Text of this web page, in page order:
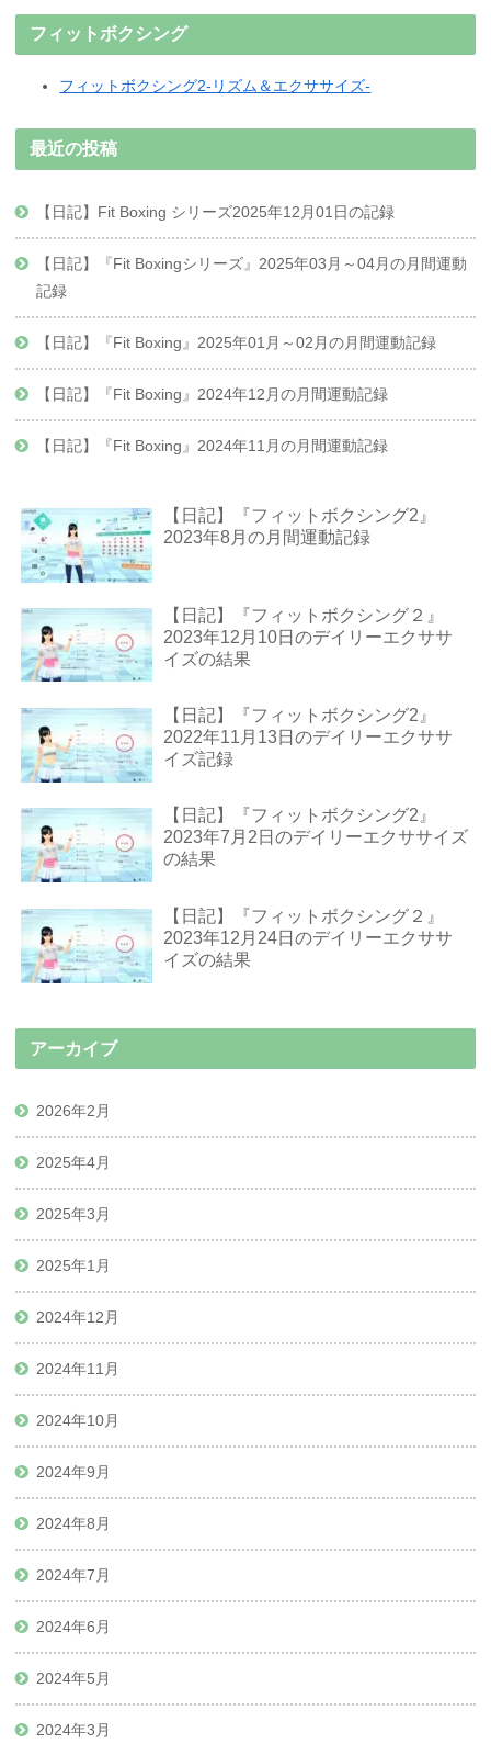
フィットボクシング
フィットボクシング2-リズム＆エクササイズ-
最近の投稿
【日記】Fit Boxing シリーズ2025年12月01日の記録
【日記】『Fit Boxingシリーズ』2025年03月～04月の月間運動
記録
【日記】『Fit Boxing』2025年01月～02月の月間運動記録
【日記】『Fit Boxing』2024年12月の月間運動記録
【日記】『Fit Boxing』2024年11月の月間運動記録
【日記】『フィットボクシング2』
2023年8月の月間運動記録
【日記】『フィットボクシング２』
2023年12月10日のデイリーエクササ
イズの結果
【日記】『フィットボクシング2』
2022年11月13日のデイリーエクササ
イズ記録
【日記】『フィットボクシング2』
2023年7月2日のデイリーエクササイズ
の結果
【日記】『フィットボクシング２』
2023年12月24日のデイリーエクササ
イズの結果
アーカイブ
2026年2月
2025年4月
2025年3月
2025年1月
2024年12月
2024年11月
2024年10月
2024年9月
2024年8月
2024年7月
2024年6月
2024年5月
2024年3月